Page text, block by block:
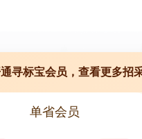
寻标宝会员，查看更多招
单省会员